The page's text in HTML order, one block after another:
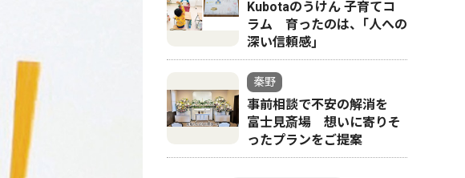
Kubotaのうけん 子育てコ
ラム 育ったのは、｢人への
深い信頼感｣
秦野
事前相談で不安の解消を
富士見斎場 想いに寄りそ
ったプランをご提案